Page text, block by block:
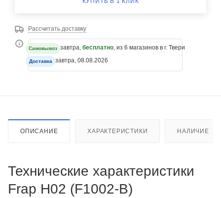
Рассчитать доставку
Самовывоз завтра, бесплатно , из 6 магазинов в г. Твери
Доставка завтра, 08.08.2026
ОПИСАНИЕ ХАРАКТЕРИСТИКИ НАЛИЧИЕ
Технические характеристики
Frap Н02 (F1002-B)